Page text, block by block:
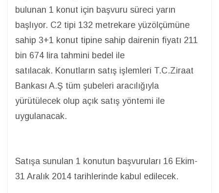
bulunan 1 konut için başvuru süreci yarın
başlıyor. C2 tipi 132 metrekare yüzölçümüne
sahip 3+1 konut tipine sahip dairenin fiyatı 211
bin 674 lira tahmini bedel ile
satılacak. Konutların satış işlemleri T.C.Ziraat
Bankası A.Ş tüm şubeleri aracılığıyla
yürütülecek olup açık satış yöntemi ile
uygulanacak.
Satışa sunulan 1 konutun başvuruları 16 Ekim-
31 Aralık 2014 tarihlerinde kabul edilecek.